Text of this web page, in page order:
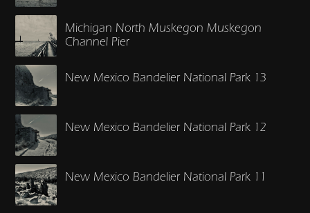
Michigan North Muskegon Muskegon
Channel Pier
New Mexico Bandelier National Park 13
New Mexico Bandelier National Park 12
New Mexico Bandelier National Park 11